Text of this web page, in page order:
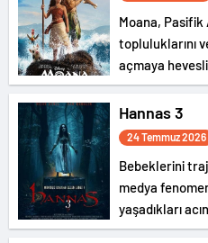
Moana, Pasifik
topluluklarını
açmaya
anlatıyor.
Hannas 3
24 Temmuz 2026
Bebeklerini
medya
yaşadıkları
toparlanmak